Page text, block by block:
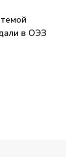
в ОЭЗ